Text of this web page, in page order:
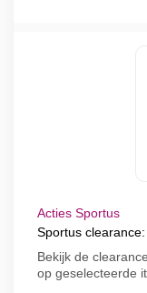
Acties Sportus
Sportus
Bekijk de
op geselecteerde